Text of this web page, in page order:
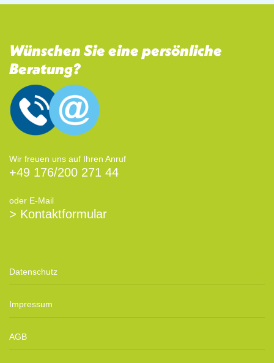
Wünschen Sie eine persönliche
Beratung?
Wir freuen uns auf Ihren Anruf
+49 176/200 271 44
oder E-Mail
> Kontaktformular
Datenschutz
Impressum
AGB